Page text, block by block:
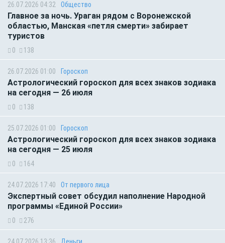
26.07.2026 04:32 Общество
Главное за ночь. Ураган рядом с Воронежской
областью, Манская «петля смерти» забирает
туристов
0 138
26.07.2026 01:00 Гороскоп
Астрологический гороскоп для всех знаков зодиака
на сегодня — 26 июля
0 138
25.07.2026 01:00 Гороскоп
Астрологический гороскоп для всех знаков зодиака
на сегодня — 25 июля
0 164
24.07.2026 17:40 От первого лица
Экспертный совет обсудил наполнение Народной
программы «Единой России»
0 276